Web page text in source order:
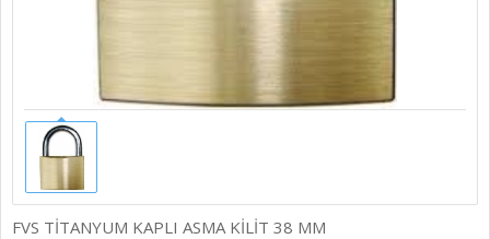
FVS TİTANYUM KAPLI ASMA KİLİT 38 MM